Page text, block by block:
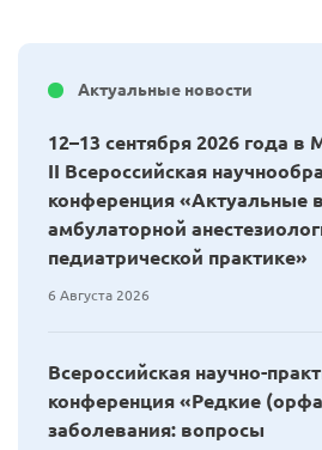
Актуальные новости
12–13 сентября 2026 года в
II Всероссийская
конференция «Актуальные
амбулаторной
педиатрической практике»
6 Августа 2026
Всероссийская научно-
конференция «Редкие
заболевания: вопросы